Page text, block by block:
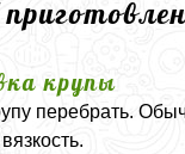
крупы
перебрать.